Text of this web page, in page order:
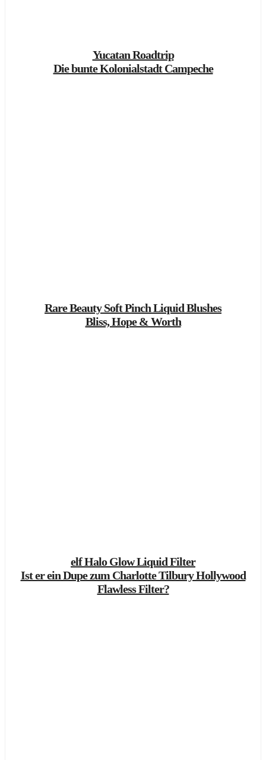
Yucatan Roadtrip
Die bunte Kolonialstadt Campeche
Rare Beauty Soft Pinch Liquid Blushes
Bliss, Hope & Worth
elf Halo Glow Liquid Filter
Ist er ein Dupe zum Charlotte Tilbury Hollywood
Flawless Filter?